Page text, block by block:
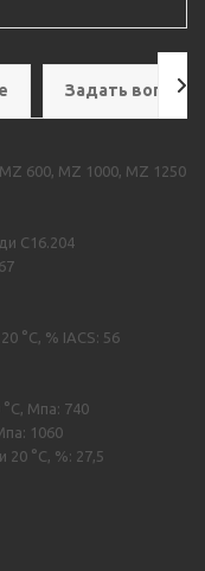
Задать вопрос
600, MZ 1000, MZ 1250
С16.204
°C, % IACS: 56
Мпа: 740
1060
°C, %: 27,5